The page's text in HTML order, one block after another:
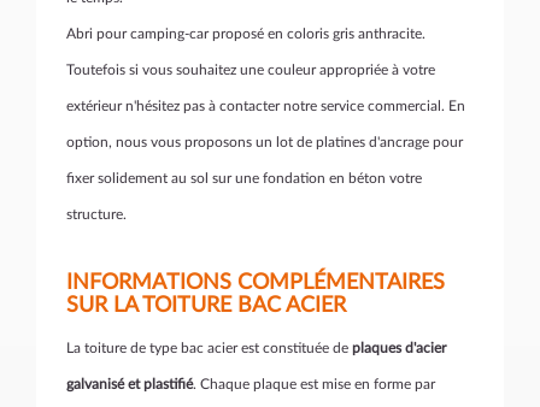
Abri pour camping-car proposé en coloris gris anthracite.
Toutefois si vous souhaitez une couleur appropriée à votre
extérieur n'hésitez pas à contacter notre service commercial. En
option, nous vous proposons un lot de platines d'ancrage pour
fixer solidement au sol sur une fondation en béton votre
structure.
INFORMATIONS COMPLÉMENTAIRES
SUR LA TOITURE BAC ACIER
La toiture de type bac acier est constituée de plaques d'acier
galvanisé et plastifié. Chaque plaque est mise en forme par